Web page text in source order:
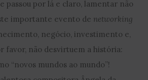
passou por lá e claro, lamentar não
importante evento de networking
negócio, investimento e,
favor, não desvirtuem a história:
“novos mundos ao mundo”!